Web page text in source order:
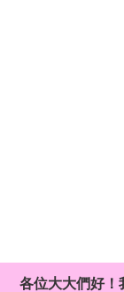
各位大大們好！